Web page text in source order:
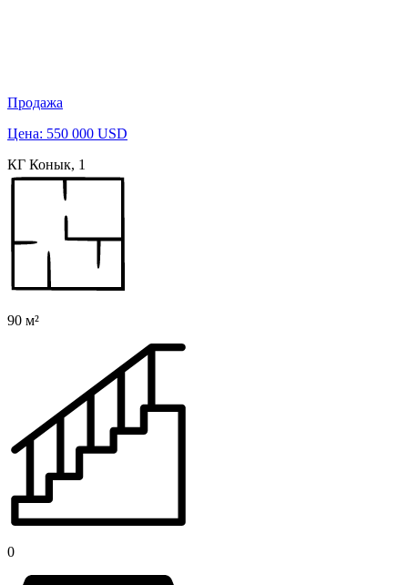
Продажа
Цена: 550 000 USD
КГ Конык, 1
90 м²
0